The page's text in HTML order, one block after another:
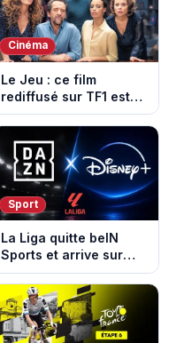
Cinéma
Le Jeu : ce film
rediffusé sur TF1 est
adapté d’un succès
italien devenu un
phénomène mondial
Sport
La Liga quitte beIN
Sports et arrive sur
DAZN et Disney+ en
France